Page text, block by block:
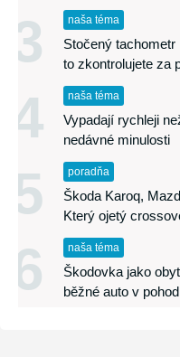
3 naša téma
Stočený
to zkontrolujete za
4 naša téma
Vypadají rychleji
nedávné minulosti
5 poradňa
Škoda Karoq,
Který ojetý
6 naša téma
Škodovka jako
běžné auto v